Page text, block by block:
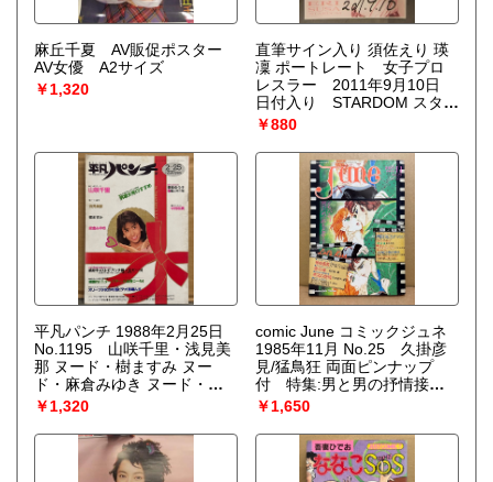
麻丘千夏 AV販促ポスター
AV女優 A2サイズ
￥1,320
直筆サイン入り 須佐えり 瑛
凜 ポートレート 女子プロ
レスラー 2011年9月10日
日付入り STARDOM スター
ダム
￥880
平凡パンチ 1988年2月25日
No.1195 山咲千里・浅見美
那 ヌード・樹ますみ ヌー
ド・麻倉みゆき ヌード・夢
見ゆう子vs嵐山光三郎 ヌー
ド・中村由真・井上あんり
ヌードインタビュー・オリー
ブ少女の村西とおるビデオル
ポ 沙羅樹 他
￥1,320
comic June コミックジュネ
1985年11月 No.25 久掛彦
見/猛鳥狂 両面ピンナップ
付 特集:男と男の抒情接
吻 坂田靖子・蔦峰麻利子・
黒川あづさ・鹿野景子・竹宮
恵子・みずかみゆり 他 い
ま、危険な愛を超えて 耽美
￥1,650